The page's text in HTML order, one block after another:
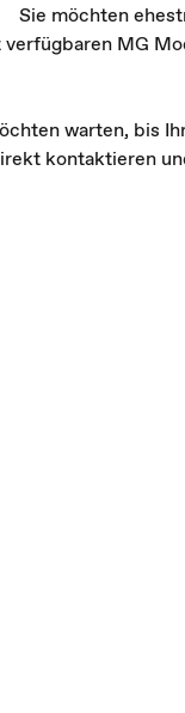
Sie möchten
MG
warten, bis
kontaktieren